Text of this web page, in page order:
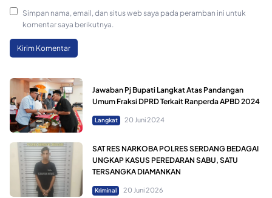
Simpan nama, email, dan situs web saya pada peramban ini untuk
komentar saya berikutnya.
Jawaban Pj Bupati Langkat Atas Pandangan
Umum Fraksi DPRD Terkait Ranperda APBD 2024
Langkat 20 Juni 2024
SAT RES NARKOBA POLRES SERDANG BEDAGAI
UNGKAP KASUS PEREDARAN SABU, SATU
TERSANGKA DIAMANKAN
Kriminal 20 Juni 2026